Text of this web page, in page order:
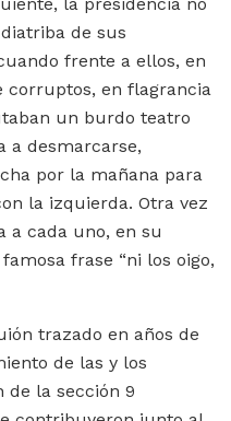
de sus
frente a ellos, en
corruptos, en flagrancia
un burdo teatro
a desmarcarse,
por la mañana para
la izquierda. Otra vez
a cada uno, en su
frase “ni los oigo,
trazado en años de
de las y los
de la sección 9